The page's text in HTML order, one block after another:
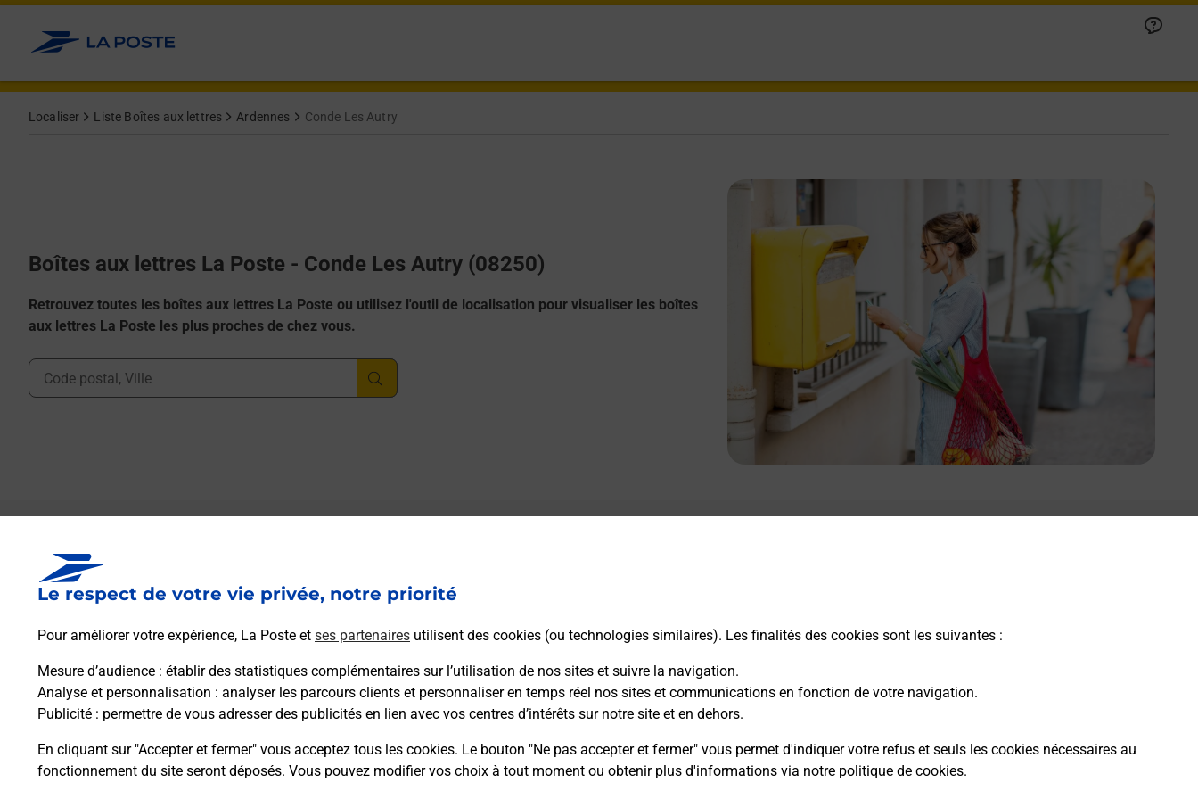
Le respect de votre vie privée, notre priorité
Pour améliorer votre expérience, La Poste et ses partenaires utilisent des cookies (ou technologies similaires). Les finalités des cookies sont les suivantes :
Mesure d’audience : établir des statistiques complémentaires sur l’utilisation de nos sites et suivre la navigation.
Analyse et personnalisation : analyser les parcours clients et personnaliser en temps réel nos sites et communications en fonction de votre navigation.
Publicité : permettre de vous adresser des publicités en lien avec vos centres d’intérêts sur notre site et en dehors.
En cliquant sur "Accepter et fermer" vous acceptez tous les cookies. Le bouton "Ne pas accepter et fermer" vous permet d'indiquer votre refus et seuls les cookies nécessaires au
fonctionnement du site seront déposés. Vous pouvez modifier vos choix à tout moment ou obtenir plus d'informations via notre politique de cookies.
Allez au contenu
Localiser Liste Boîtes aux lettres Ardennes Conde Les Autry
Boîtes aux lettres La Poste - Conde Les Autry (08250)
Retrouvez toutes les boîtes aux lettres La Poste ou utilisez l'outil de localisation pour visualiser les boîtes
aux lettres La Poste les plus proches de chez vous.
Ville, Département, Code Postal
Boîte aux lettres La Poste
Collecte du courrier aujourd'hui à 08h00
1 Rue De La Roseraie
Itinéraire